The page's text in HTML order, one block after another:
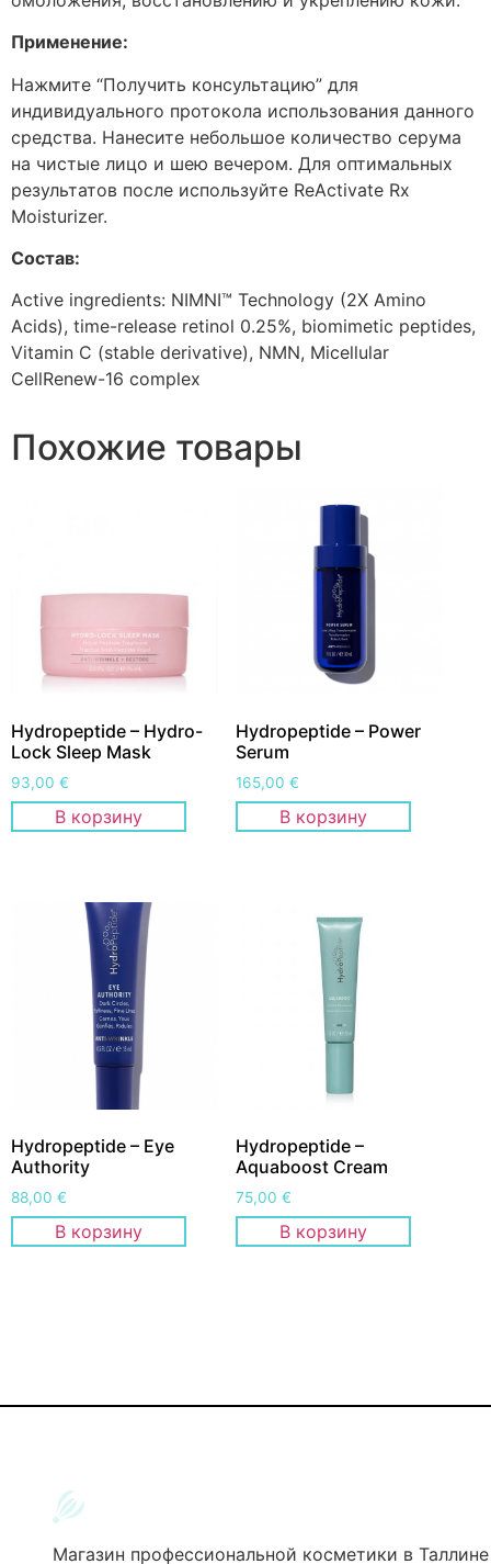
Применение:
Нажмите “Получить консультацию” для
индивидуального протокола использования данного
средства. Нанесите небольшое количество серума
на чистые лицо и шею вечером. Для оптимальных
результатов после используйте ReActivate Rx
Moisturizer.
Состав:
Active ingredients: NIMNI™ Technology (2X Amino
Acids), time-release retinol 0.25%, biomimetic peptides,
Vitamin C (stable derivative), NMN, Micellular
CellRenew-16 complex
Похожие товары
Hydropeptide – Hydro-
Lock Sleep Mask
93,00 €
В корзину
Hydropeptide – Power
Serum
165,00€
В корзину
Hydropeptide – Eye
Authority
88,00 €
В корзину
Hydropeptide –
Aquaboost Cream
75,00€
В корзину
Магазин профессиональной косметики в Таллине